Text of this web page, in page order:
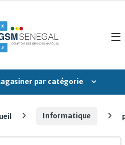
par catégorie
Informatique